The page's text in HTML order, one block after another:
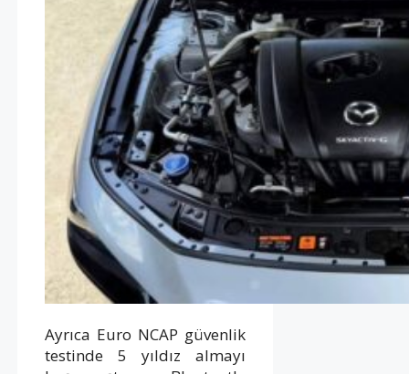
Ayrıca Euro NCAP güvenlik
testinde 5 yıldız almayı